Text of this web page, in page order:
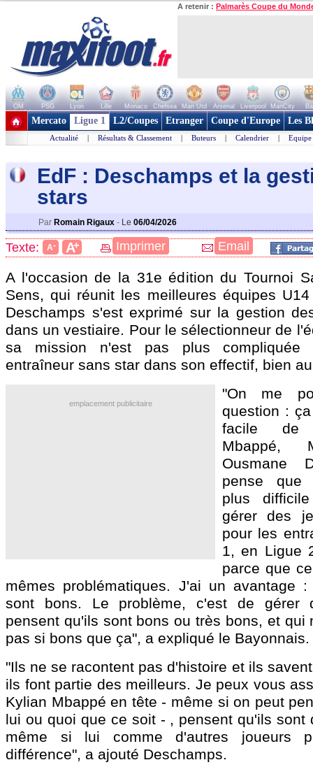
A retenir : Palmarès Coupe du
OM PSG Lyon Lille Monaco Chelsea Man Utd Arsenal Liverpool ManCity
+ de clubs
Mercato Ligue 1 L2/Coupes Etranger Coupe d'Europe Les
Actualité | Résultats & Classement | Buteurs | Calendrier | Equipe
EdF : Deschamps et la
stars
Par Romain Rigaux - Le 06/04/2026
Texte: A- A+ Imprimer Email
A l'occasion de la 31e édition du Tournoi
Sens, qui réunit les meilleures équipes
Deschamps s'est exprimé sur la gestion
dans un vestiaire. Pour le sélectionneur de
sa mission n'est pas plus compliquée
entraîneur sans star dans son effectif, bien
emplacement publicitaire
"On me
question :
facile de
Mbappé,
Ousmane
pense que
plus
gérer des
pour les
1, en Ligue
parce que
mêmes problématiques. J'ai un avantage
sont bons. Le problème, c'est de gérer
pensent qu'ils sont bons ou très bons, et qui
pas si bons que ça", a expliqué le Bayonnais.
"Ils ne se racontent pas d'histoire et ils
ils font partie des meilleurs. Je peux vous
Kylian Mbappé en tête - même si on peut
lui ou quoi que ce soit - , pensent qu'ils sont
même si lui comme d'autres joueurs
différence", a ajouté Deschamps.